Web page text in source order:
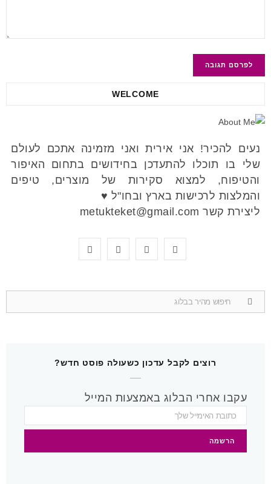
WELCOME
נעים להכיר! אני אירית ואני מזמינה אתכם לעולם
שלי בו תוכלו להתעדכן בחידושים בתחום האיפור
והטיפוח, למצוא סקירות של מוצרים, טיפים
והמלצות לרכישות בארץ ובחו"ל ♥
ליצירת קשר metukteket@gmail.com
c
o
k
s
g
a
m
n
r
s
t
u
b
Search
for:
רוצים לקבל עדכון כשעולה פוסט חדש?
עקבו אחרי הבלוג באמצעות המייל